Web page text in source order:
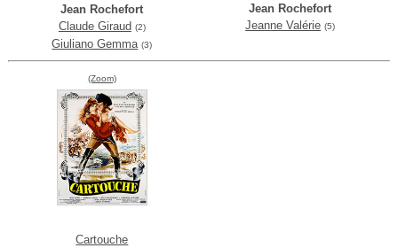
Jean Rochefort
Claude Giraud (2)
Giuliano Gemma (3)
Jean Rochefort
Jeanne Valérie (5)
(Zoom)
Cartouche